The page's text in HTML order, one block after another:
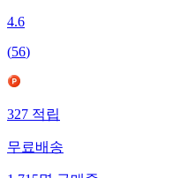
4.6
(56)
327적립
무료배송